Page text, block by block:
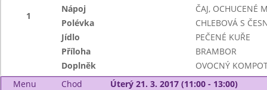
1
Nápoj
ČAJ, OCHUCENÉ
Polévka
CHLEBOVÁ S
Jídlo
PEČENÉ KUŘE
Příloha
BRAMBOR
Doplněk
OVOCNÝ
Menu
Chod Úterý 21. 3. 2017 (11:00 - 13:00)